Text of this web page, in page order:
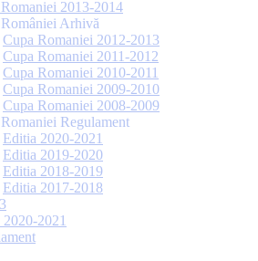
2013-2014
Arhivă
Cupa Romaniei 2012-2013
Cupa Romaniei 2011-2012
Cupa Romaniei 2010-2011
Cupa Romaniei 2009-2010
Cupa Romaniei 2008-2009
Regulament
Editia 2020-2021
Editia 2019-2020
Editia 2018-2019
Editia 2017-2018
2021